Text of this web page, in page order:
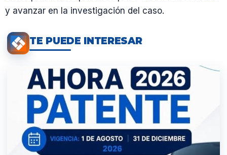
y avanzar en la investigación del caso.
TE PUEDE INTERESAR